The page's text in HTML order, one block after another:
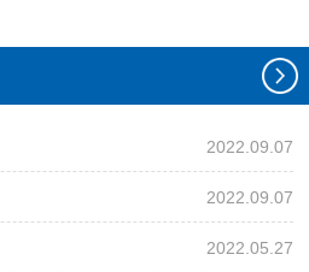
2022.09.07
2022.09.07
2022.05.27